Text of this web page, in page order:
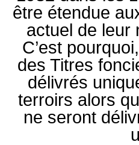
être étendue
actuel de leur
C’est
des Titres
délivrés
terroirs alors
ne seront